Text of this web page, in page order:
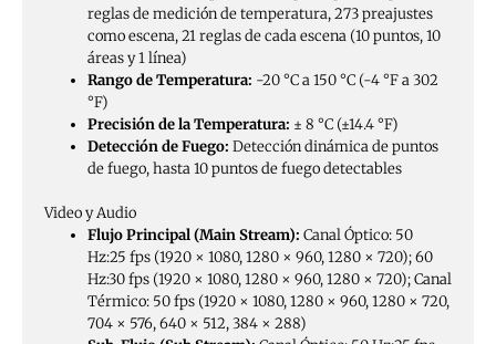
reglas de medición de temperatura, 273 preajustes
como escena, 21 reglas de cada escena (10 puntos, 10
áreas y 1 línea)
Rango de Temperatura: -20 °C a 150 °C (-4 °F a 302
°F)
Precisión de la Temperatura: ± 8 °C (±14.4 °F)
Detección de Fuego: Detección dinámica de puntos
de fuego, hasta 10 puntos de fuego detectables
Video y Audio
Flujo Principal (Main Stream): Canal Óptico: 50
Hz:25 fps (1920 × 1080, 1280 × 960, 1280 × 720); 60
Hz:30 fps (1920 × 1080, 1280 × 960, 1280 × 720); Canal
Térmico: 50 fps (1920 × 1080, 1280 × 960, 1280 × 720,
704 × 576, 640 × 512, 384 × 288)